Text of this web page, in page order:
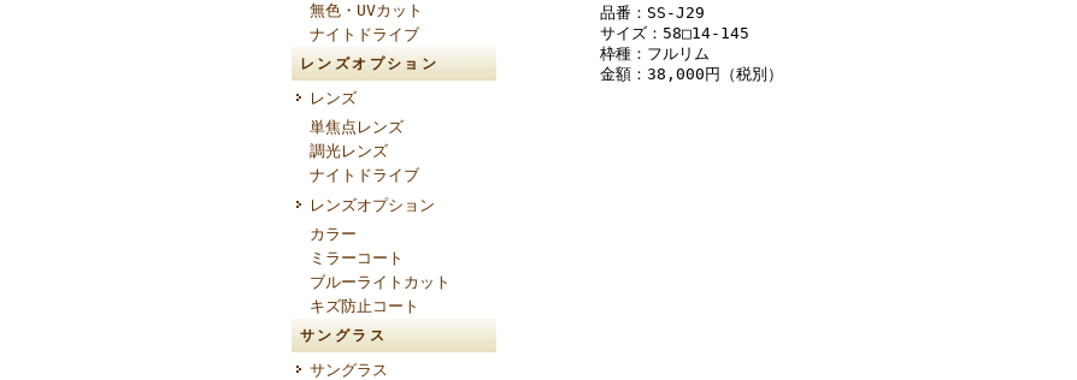
無色・UVカット
ナイトドライブ
レンズオプション
レンズ
単焦点レンズ
調光レンズ
ナイトドライブ
レンズオプション
カラー
ミラーコート
ブルーライトカット
キズ防止コート
サングラス
サングラス
品番：SS-J29
サイズ：58□14-145
枠種：フルリム
金額：38,000円（税別）